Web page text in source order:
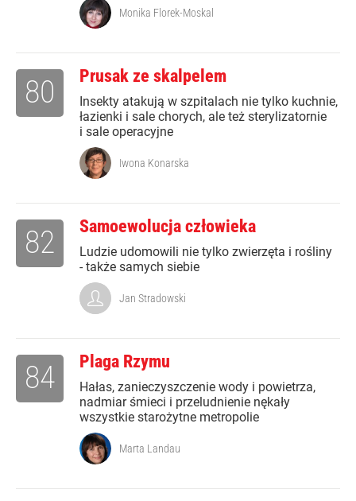
Monika Florek-Moskal
Prusak ze skalpelem
Insekty atakują w szpitalach nie tylko kuchnie,
łazienki i sale chorych, ale też sterylizatornie
i sale operacyjne
80
Iwona Konarska
Samoewolucja człowieka
Ludzie udomowili nie tylko zwierzęta i rośliny
- także samych siebie
82
Jan Stradowski
Plaga Rzymu
Hałas, zanieczyszczenie wody i powietrza,
nadmiar śmieci i przeludnienie nękały
wszystkie starożytne metropolie
84
Marta Landau